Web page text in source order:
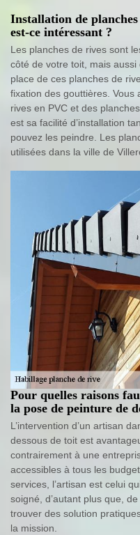
Installation de
est-ce intéressant ?
Les planches de rives sont
côté de votre toit, mais
place de ces planches de
fixation des gouttières. Vous
rives en PVC et des
est sa facilité d’installation
pouvez les peindre. Les
utilisées dans la ville de
Pour quelles raisons
la pose de peinture de
L’intervention d’un artisan
dessous de toit est
contrairement à une
accessibles à tous les
services, l’artisan est celui
soigné, d’autant plus que,
trouver des solution
la mission.